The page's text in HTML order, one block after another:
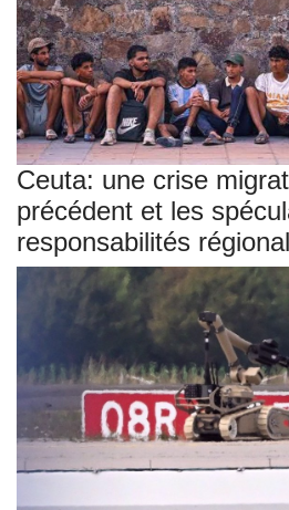
Ceuta: une crise
précédent et les
responsabilités